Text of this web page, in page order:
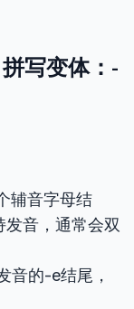
写变体：-
辅音字母结
发音，通常会双
音的-e结尾，